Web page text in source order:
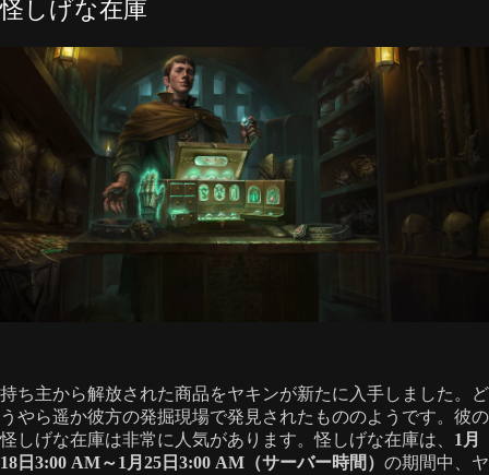
怪しげな在庫
持ち主から解放された商品をヤキンが新たに入手しました。ど
うやら遥か彼方の発掘現場で発見されたもののようです。彼の
怪しげな在庫は非常に人気があります。怪しげな在庫は、 1月
18日3:00 AM～1月25日3:00 AM（サーバー時間） の期間中、ヤ